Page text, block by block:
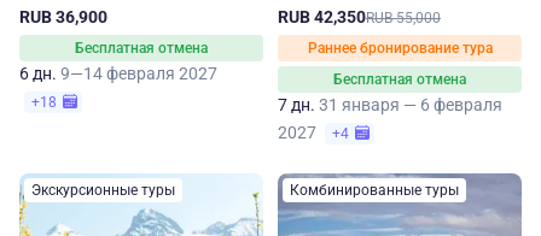
RUB 36,900
Бесплатная отмена
6 дн. 9—14 февраля 2027
+18
RUB 42,350RUB 55,000
Раннее бронирование тура
Бесплатная отмена
7 дн. 31 января — 6 февраля
2027
+4
Экскурсионные туры Комбинированные туры